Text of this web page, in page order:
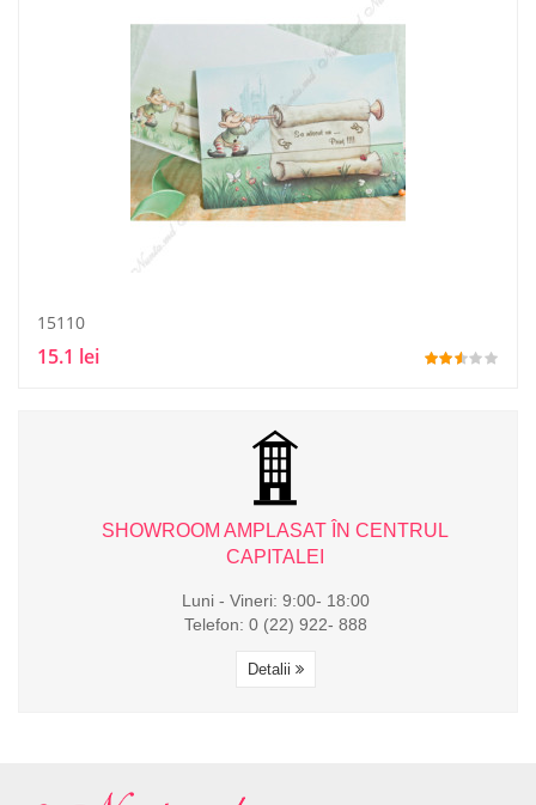
15110
15.1 lei
SHOWROOM AMPLASAT ÎN CENTRUL
CAPITALEI
Luni - Vineri: 9:00- 18:00
Telefon: 0 (22) 922- 888
Detalii